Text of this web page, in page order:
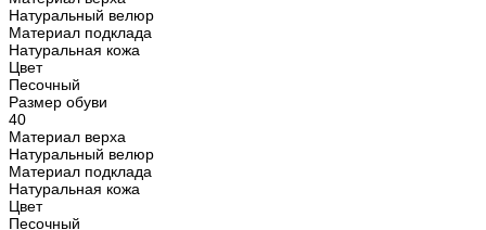
Натуральный велюр
Материал подклада
Натуральная кожа
Цвет
Песочный
Размер обуви
40
Материал верха
Натуральный велюр
Материал подклада
Натуральная кожа
Цвет
Песочный